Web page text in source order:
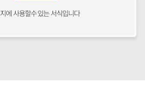
에 사용할수 있는 서식입니다